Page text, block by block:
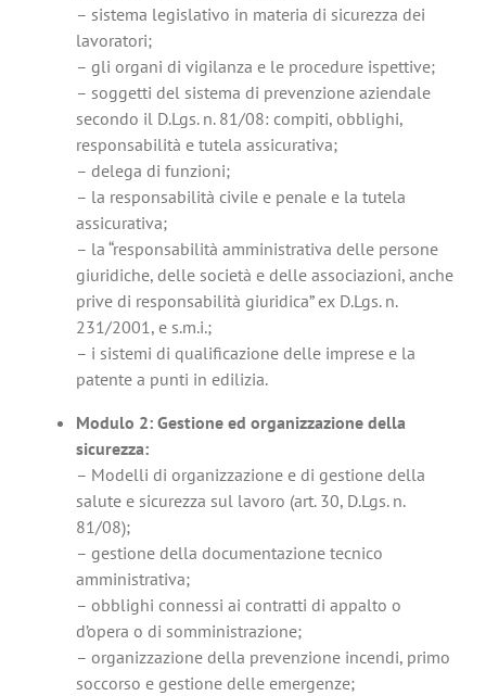
– sistema legislativo in materia di sicurezza dei
lavoratori;
– gli organi di vigilanza e le procedure ispettive;
– soggetti del sistema di prevenzione aziendale
secondo il D.Lgs. n. 81/08: compiti, obblighi,
responsabilità e tutela assicurativa;
– delega di funzioni;
– la responsabilità civile e penale e la tutela
assicurativa;
– la “responsabilità amministrativa delle persone
giuridiche, delle società e delle associazioni, anche
prive di responsabilità giuridica” ex D.Lgs. n.
231/2001, e s.m.i.;
– i sistemi di qualificazione delle imprese e la
patente a punti in edilizia.
Modulo 2: Gestione ed organizzazione della
sicurezza:
– Modelli di organizzazione e di gestione della
salute e sicurezza sul lavoro (art. 30, D.Lgs. n.
81/08);
– gestione della documentazione tecnico
amministrativa;
– obblighi connessi ai contratti di appalto o
d’opera o di somministrazione;
– organizzazione della prevenzione incendi, primo
soccorso e gestione delle emergenze;